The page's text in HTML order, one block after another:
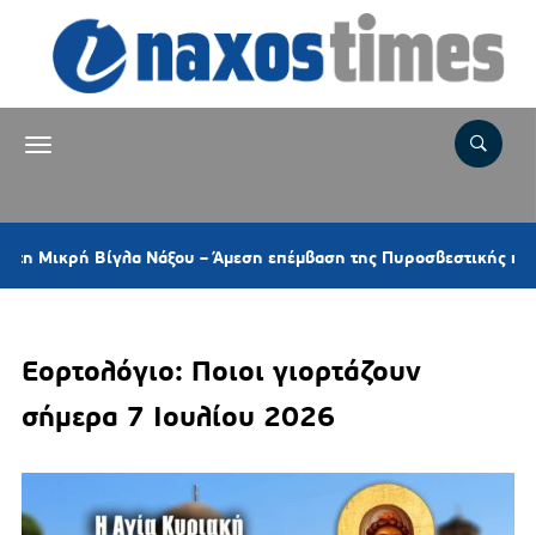
Βίγλα Νάξου – Άμεση επέμβαση της Πυροσβεστικής και
Εορτολόγιο: Ποιοι γιορτάζουν
σήμερα 7 Ιουλίου 2026